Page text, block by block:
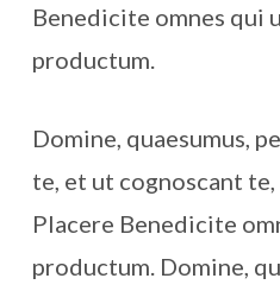
Benedicite omnes qui
productum.
Domine, quaesumus,
te, et ut cognoscant
Placere Benedicite
productum. Domine,